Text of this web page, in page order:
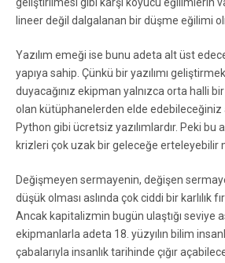
lineer değil dalgalanan bir düşme eğilimi
Yazılım emeği ise bunu adeta alt üst
yapıya sahip. Çünkü bir yazılımı
duyacağınız ekipman yalnızca orta halli
olan kütüphanelerden elde edebileceğiniz
Python gibi ücretsiz yazılımlardır. Peki bu
krizleri çok uzak bir geleceğe erteleyebilir
Değişmeyen sermayenin, değişen
düşük olması aslında çok ciddi bir karlılık
Ancak kapitalizmin bugün ulaştığı seviye
ekipmanlarla adeta 18. yüzyılın bilim
çabalarıyla insanlık tarihinde çığır